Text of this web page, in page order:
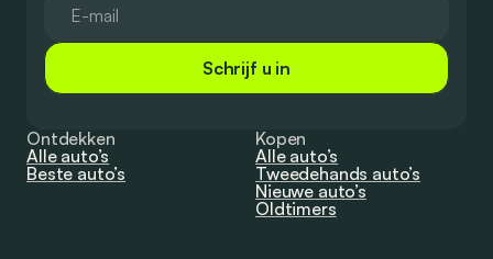
Schrijf u in
Ontdekken
Alle auto’s
Beste auto’s
Kopen
Alle auto’s
Tweedehands auto’s
Nieuwe auto’s
Oldtimers